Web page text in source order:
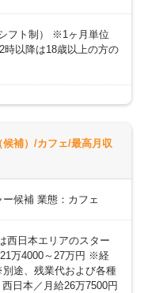
フト制） ※1ヶ月単位
以降は18歳以上の方の
候補）/カフェ/最高月収
候補 業態：カフェ
西日本エリアのスター
万4000～27万円 ※経
途、残業代および各種
日本／月給26万7500円